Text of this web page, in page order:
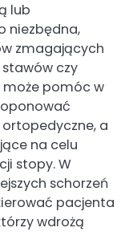
lub
niezbędna,
zmagających
czy
pomóc w
a
na celu
stopy. W
schorzeń
pacjenta
wdrożą